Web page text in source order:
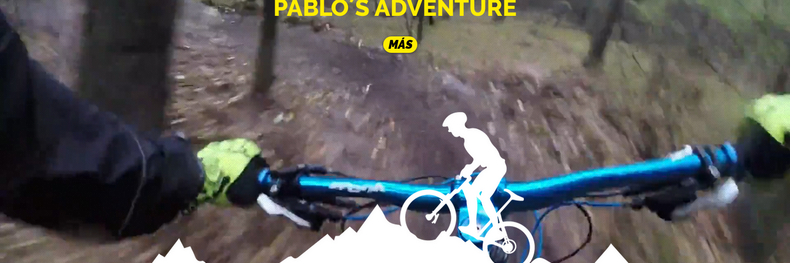
PABLO´S ADVENTURE
MÁS